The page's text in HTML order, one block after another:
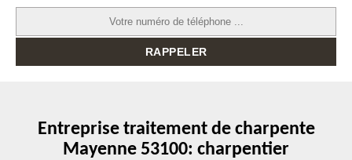
Entreprise traitement de charpente
Mayenne 53100: charpentier